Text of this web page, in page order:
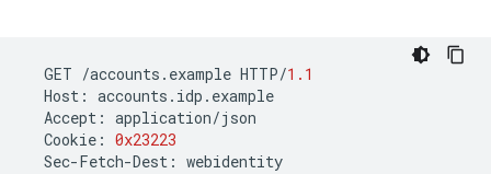
GET /accounts . example HTTP/1.1
Host : accounts . idp . example
Accept : application/json
Cookie : 0x23223
Sec-Fetch-Dest : webidentity